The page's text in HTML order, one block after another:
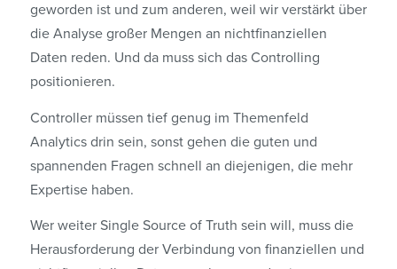
geworden ist und zum anderen, weil wir verstärkt über
die Analyse großer Mengen an nichtfinanziellen
Daten reden. Und da muss sich das Controlling
positionieren.
Controller müssen tief genug im Themenfeld
Analytics drin sein, sonst gehen die guten und
spannenden Fragen schnell an diejenigen, die mehr
Expertise haben.
Wer weiter Single Source of Truth sein will, muss die
Herausforderung der Verbindung von finanziellen und